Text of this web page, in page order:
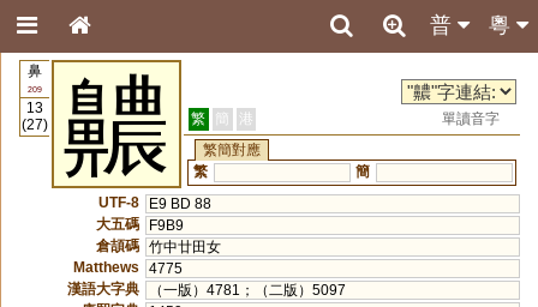
粵
普
鼻
209
13
(27)
齈 繁 簡 港
單讀音字
繁簡對應
繁
簡
UTF-8
E9 BD 88
大五碼
F9B9
倉頡碼 竹中廿田女
Matthews
4775
漢語大字典
（一版）4781；（二版）5097